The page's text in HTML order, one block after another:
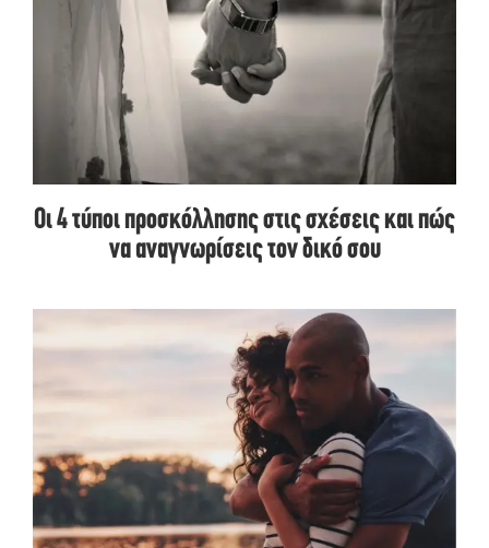
Οι 4 τύποι προσκόλλησης στις σχέσεις και πώς
να αναγνωρίσεις τον δικό σου